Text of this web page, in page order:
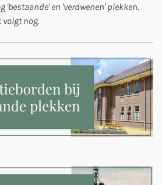
'bestaande' en 'verdwenen' plekken.
volgt nog.